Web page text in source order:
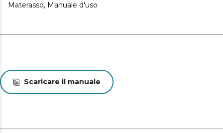
Materasso, Manuale d'uso
Scaricare il manuale